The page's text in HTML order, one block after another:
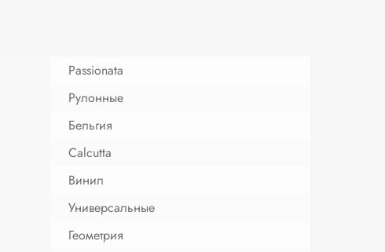
Passionata
Рулонные
Бельгия
Calcutta
Винил
Универсальные
Геометрия